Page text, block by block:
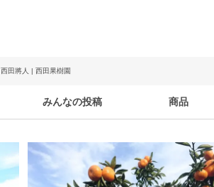
西田將人 | 西田果樹園
みんなの投稿 商品